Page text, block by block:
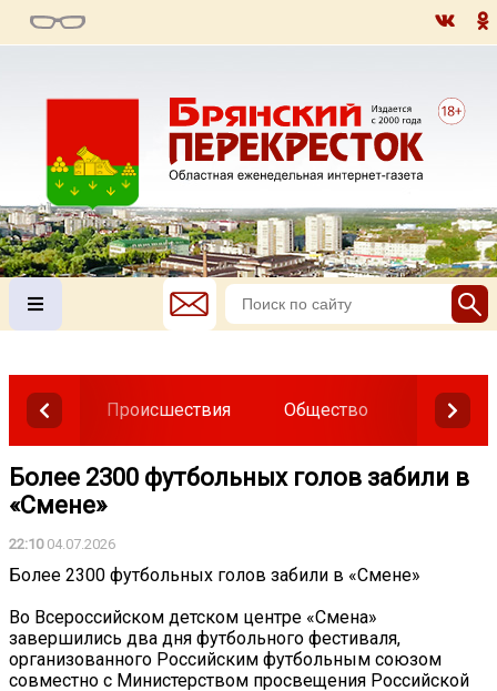
Происшествия Общество Власть
Более 2300 футбольных голов забили в
«Смене»
22:1004.07.2026
Более 2300 футбольных голов забили в «Смене»
Во Всероссийском детском центре «Смена»
завершились два дня футбольного фестиваля,
организованного Российским футбольным союзом
совместно с Министерством просвещения Российской